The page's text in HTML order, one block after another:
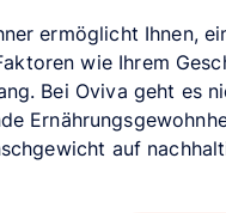
ermöglicht Ihnen,
wie Ihrem
Bei Oviva geht es
auf